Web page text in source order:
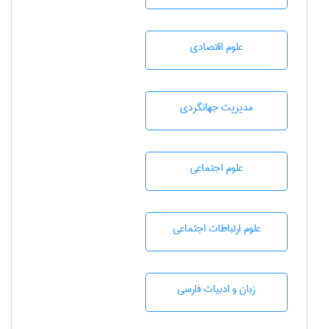
علوم اقتصادی
مديريت جهانگردی
علوم اجتماعی
علوم ارتباطات اجتماعی
زبان و ادبيات فارسی